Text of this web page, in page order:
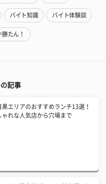
バイト知識 バイト体験談
たん！
記事
黒エリアのおすすめランチ13選！
ゃれな人気店から穴場まで